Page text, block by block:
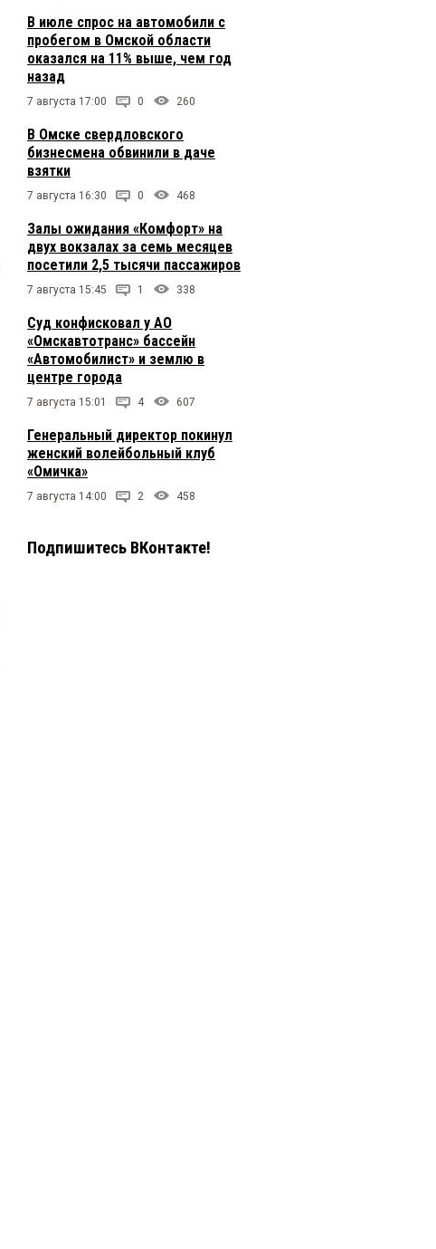
В июле спрос на автомобили с
пробегом в Омской области
оказался на 11% выше, чем год
назад
7 августа 17:00 0 260
В Омске свердловского
бизнесмена обвинили в даче
взятки
7 августа 16:30 0 468
Залы ожидания «Комфорт» на
двух вокзалах за семь месяцев
посетили 2,5 тысячи пассажиров
7 августа 15:45 1 338
Суд конфисковал у АО
«Омскавтотранс» бассейн
«Автомобилист» и землю в
центре города
7 августа 15:01 4 607
Генеральный директор покинул
женский волейбольный клуб
«Омичка»
7 августа 14:00 2 458
Подпишитесь ВКонтакте!